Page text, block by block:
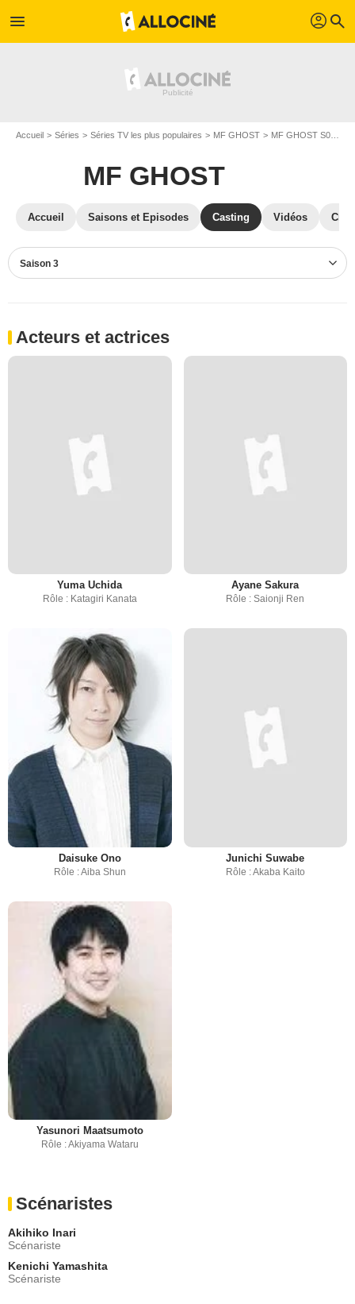
menu profil search
Accueil Séries Séries TV les plus populaires MF GHOST MF GHOST S03
MF GHOST
Accueil Saisons et Episodes Casting Vidéos
Saison 3
Acteurs et actrices
Yuma Uchida
Rôle : Katagiri Kanata
Ayane Sakura
Rôle : Saionji Ren
Daisuke Ono
Rôle : Aiba Shun
Junichi Suwabe
Rôle : Akaba Kaito
Yasunori Maatsumoto
Rôle : Akiyama Wataru
Scénaristes
Akihiko Inari
Scénariste
Kenichi Yamashita
Scénariste